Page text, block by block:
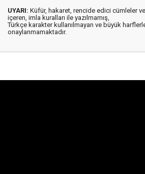
UYARI: Küfür, hakaret, rencide edici cümleler
içeren, imla kuralları ile yazılmamış,
Türkçe karakter kullanılmayan ve büyük
onaylanmamaktadır.